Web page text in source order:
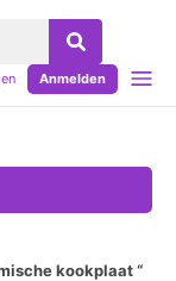
Anmelden
kookplaat